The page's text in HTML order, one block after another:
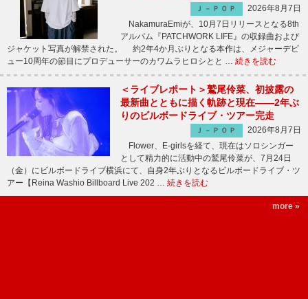
Ｊ－ＰＯＰ
2026年8月7日
NakamuraEmiが、10月7日リリースとなる8th
アルバム『PATCHWORK LIFE』の収録曲および
ジャケット写真が解禁された。 約2年4か月ぶりとなる本作は、メジャーデビ
ュー10周年の節目にプロデューサーのカワムラヒロシとと … 続きを読む
＜ライブレポート＞鷲尾伶菜、初披露の
最新曲とともに描く軌跡と現在――2年ぶ
りのビルボードライブ・ツアー完走
Ｊ－ＰＯＰ
2026年8月7日
Flower、E-girlsを経て、現在はソロシンガー
として精力的に活動中の鷲尾伶菜が、7月24日
（金）にビルボードライブ横浜にて、自身2年ぶりとなるビルボードライブ・ツ
アー【Reina Washio Billboard Live 202 … 続きを読む
more »